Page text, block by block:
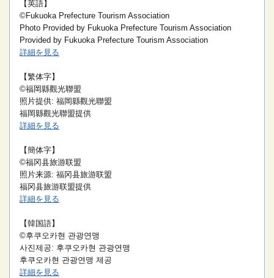
【英語】
©Fukuoka Prefecture Tourism Association
Photo Provided by Fukuoka Prefecture Tourism Association
Provided by Fukuoka Prefecture Tourism Association
詳細を見る
【繁体字】
©福岡縣觀光聯盟
照片提供: 福岡縣觀光聯盟
福岡縣觀光聯盟提供
詳細を見る
【簡体字】
©福冈县旅游联盟
照片来源: 福冈县旅游联盟
福冈县旅游联盟提供
詳細を見る
【韓国語】
©후쿠오카현 관광연맹
사진제공: 후쿠오카현 관광연맹
후쿠오카현 관광연맹 제공
詳細を見る